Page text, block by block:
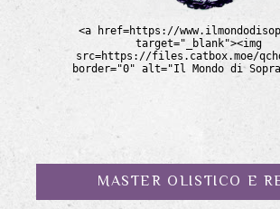
MASTER OLISTICO E